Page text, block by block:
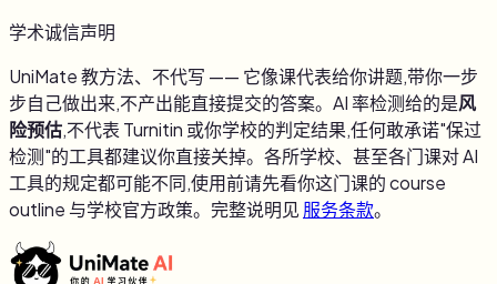
学术诚信声明
UniMate 教方法、不代写 —— 它像课代表给你讲题,带你一步
步自己做出来,不产出能直接提交的答案。AI 率检测给的是风
险预估,不代表 Turnitin 或你学校的判定结果,任何敢承诺"保过
检测"的工具都建议你直接关掉。各所学校、甚至各门课对 AI
工具的规定都可能不同,使用前请先看你这门课的 course
outline 与学校官方政策。完整说明见 服务条款。